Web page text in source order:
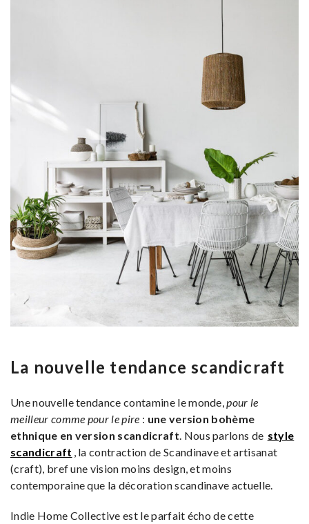
La nouvelle tendance scandicraft
Une nouvelle tendance contamine le monde,pour le
meilleur comme pour le pire : une version bohème
ethnique en version scandicraft. Nous parlons de style
scandicraft , la contraction de Scandinave et artisanat
(craft), bref une vision moins design, et moins
contemporaine que la décoration scandinave actuelle.
Indie Home Collective est le parfait écho de cette